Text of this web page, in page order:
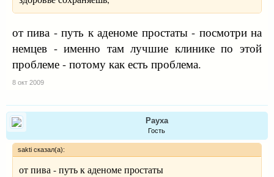
от пива - путь к аденоме простаты - посмотри на
немцев - именно там лучшие клинике по этой
проблеме - потому как есть проблема.
8 окт 2009
Рауха
Гость
sakti сказал(а):
от пива - путь к аденоме простаты